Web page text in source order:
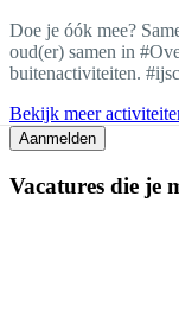
Doe je óók mee?
oud(er) samen in
buitenactiviteiten.
Bekijk meer
Aanmelden
Vacatures die je